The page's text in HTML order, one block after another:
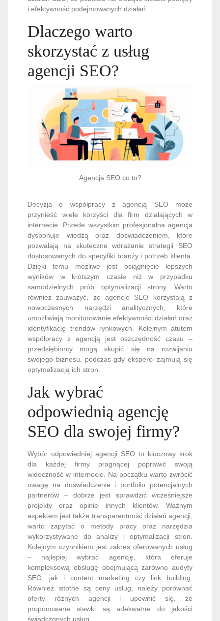
i efektywność podejmowanych działań.
Dlaczego warto
skorzystać z usług
agencji SEO?
Agencja SEO co to?
Decyzja o współpracy z agencją SEO może
przynieść wiele korzyści dla firm działających w
internecie. Przede wszystkim profesjonalna agencja
dysponuje wiedzą oraz doświadczeniem, które
pozwalają na skuteczne wdrażanie strategii SEO
dostosowanych do specyfiki branży i potrzeb klienta.
Dzięki temu możliwe jest osiągnięcie lepszych
wyników w krótszym czasie niż w przypadku
samodzielnych prób optymalizacji strony. Warto
również zauważyć, że agencje SEO korzystają z
nowoczesnych narzędzi analitycznych, które
umożliwiają monitorowanie efektywności działań oraz
identyfikację trendów rynkowych. Kolejnym atutem
współpracy z agencją jest oszczędność czasu –
przedsiębiorcy mogą skupić się na rozwijaniu
swojego biznesu, podczas gdy eksperci zajmują się
optymalizacją ich stron.
Jak wybrać
odpowiednią agencję
SEO dla swojej firmy?
Wybór odpowiedniej agencji SEO to kluczowy krok
dla każdej firmy pragnącej poprawić swoją
widoczność w internecie. Na początku warto zwrócić
uwagę na doświadczenie i portfolio potencjalnych
partnerów – dobrze jest sprawdzić wcześniejsze
projekty oraz opinie innych klientów. Ważnym
aspektem jest także transparentność działań agencji;
warto zapytać o metody pracy oraz narzędzia
wykorzystywane do analizy i optymalizacji stron.
Kolejnym czynnikiem jest zakres oferowanych usług
– najlepiej wybrać agencję, która oferuje
kompleksową obsługę obejmującą zarówno audyty
SEO, jak i content marketing czy link building.
Również istotne są ceny usług; należy porównać
oferty różnych agencji i upewnić się, że
proponowane stawki są adekwatne do jakości
świadczonych usług.